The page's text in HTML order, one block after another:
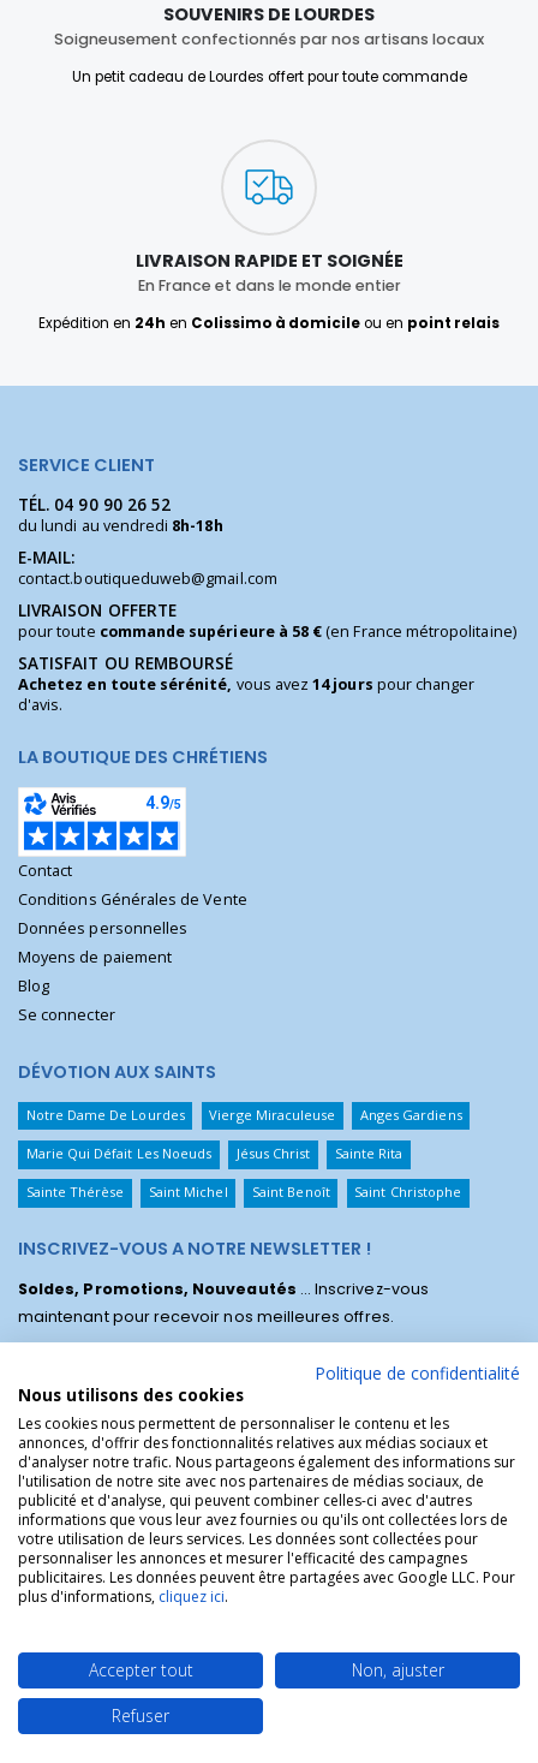
SOUVENIRS DE LOURDES
Soigneusement confectionnés par nos artisans locaux
Un petit cadeau de Lourdes offert pour toute commande
LIVRAISON RAPIDE ET SOIGNÉE
En France et dans le monde entier
Expédition en 24h en Colissimo à domicileou en point relais
SERVICE CLIENT
TÉL. 04 90 90 26 52
du lundi au vendredi 8h-18h
E-MAIL:
contact.boutiqueduweb@gmail.com
LIVRAISON OFFERTE
pour toute commande supérieure à 58 €(en France métropolitaine)
SATISFAIT OU REMBOURSÉ
Achetez en toute sérénité, vous avez14 jours pour changer
d'avis.
LA BOUTIQUE DES CHRÉTIENS
Contact
Conditions Générales de Vente
Données personnelles
Moyens de paiement
Blog
Se connecter
DÉVOTION AUX SAINTS
Notre Dame De Lourdes Vierge Miraculeuse Anges Gardiens
Marie Qui Défait Les Noeuds Jésus Christ Sainte Rita
Sainte Thérèse Saint Michel Saint Benoît Saint Christophe
INSCRIVEZ-VOUS A NOTRE NEWSLETTER !
Soldes, Promotions, Nouveautés ... Inscrivez-vous
maintenant pour recevoir nos meilleures offres.
La Boutique des Chrétiens © | La boutique religieuse chrétienne de
référence !.
Politique de confidentialité
Nous utilisons des cookies
Les cookies nous permettent de personnaliser le contenu et les
annonces, d'offrir des fonctionnalités relatives aux médias sociaux et
d'analyser notre trafic. Nous partageons également des informations sur
l'utilisation de notre site avec nos partenaires de médias sociaux, de
publicité et d'analyse, qui peuvent combiner celles-ci avec d'autres
informations que vous leur avez fournies ou qu'ils ont collectées lors de
votre utilisation de leurs services. Les données sont collectées pour
personnaliser les annonces et mesurer l'efficacité des campagnes
publicitaires. Les données peuvent être partagées avec Google LLC. Pour
plus d'informations, cliquez ici.
Accepter tout
Non, ajuster
Refuser